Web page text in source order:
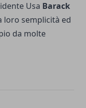
Usa Barack
loro semplicità ed
da molte